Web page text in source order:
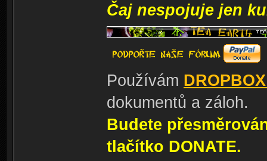
Čaj nespojuje jen
Používám
dokumentů a záloh.
Budete
tlačítko DONATE.